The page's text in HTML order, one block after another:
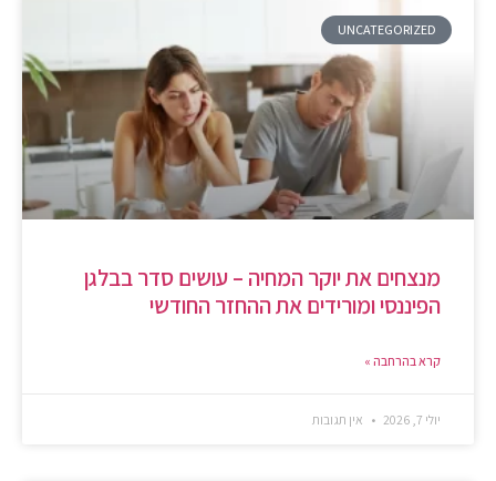
UNCATEGORIZED
מנצחים את יוקר המחיה – עושים סדר בבלגן
הפיננסי ומורידים את ההחזר החודשי
קרא בהרחבה »
אין תגובות